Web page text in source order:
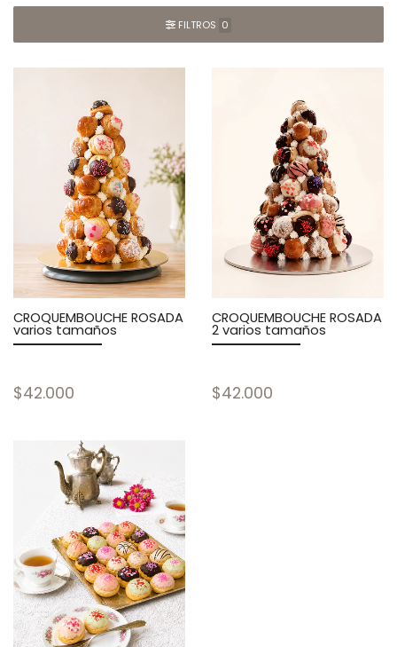
FILTROS 0
CROQUEMBOUCHE ROSADA
varios tamaños
$42.000
CROQUEMBOUCHE ROSADA
2 varios tamaños
$42.000